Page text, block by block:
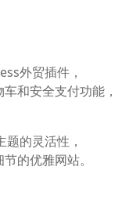
外贸插件，
和安全支付功能，
的灵活性，
的优雅网站。